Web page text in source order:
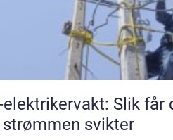
Slik får
strømmen svikter